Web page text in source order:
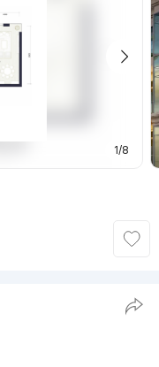
1/8